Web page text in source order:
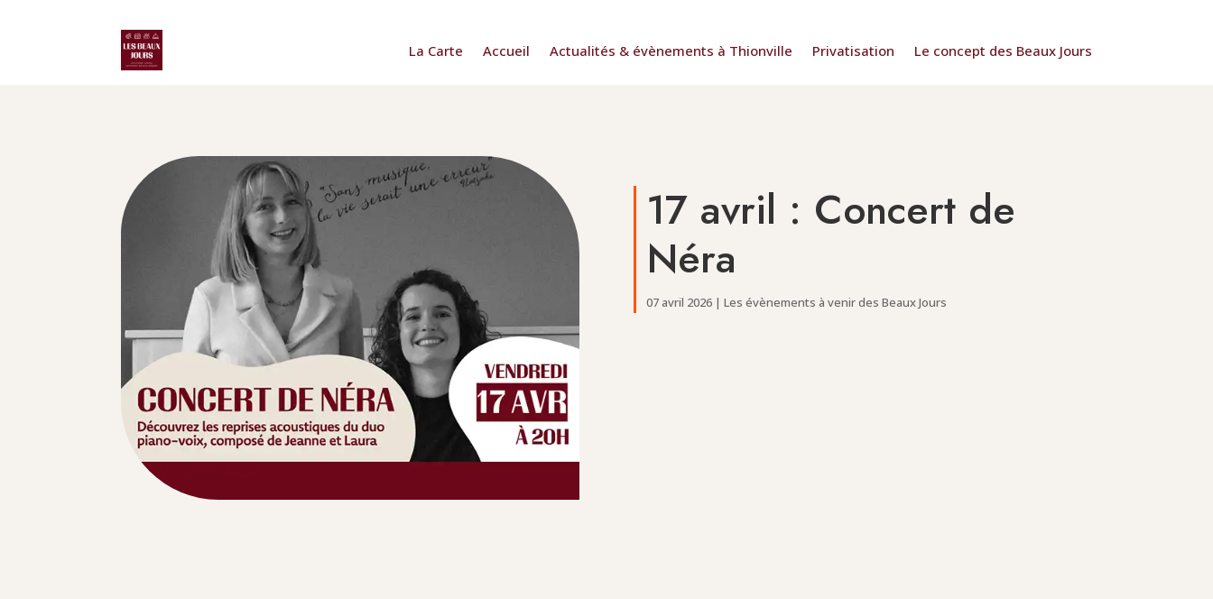
La Carte Accueil Actualités & évènements à Thionville Privatisation Le concept des Beaux Jours
17 avril : Concert de
Néra
07 avril 2026| Les évènements à venir des Beaux Jours